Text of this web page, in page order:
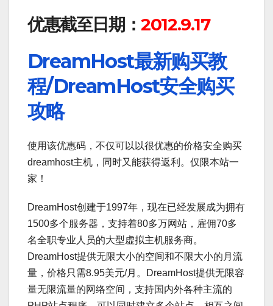
优惠截至日期：2012.9.17
DreamHost最新购买教
程/DreamHost安全购买
攻略
使用该优惠码，不仅可以以很优惠的价格安全购买
dreamhost主机，同时又能获得返利。仅限本站一
家！
DreamHost创建于1997年，现在已经发展成为拥有
1500多个服务器，支持着80多万网站，雇佣70多
名全职专业人员的大型虚拟主机服务商。
DreamHost提供无限大小的空间和不限大小的月流
量，价格只需8.95美元/月。DreamHost提供无限容
量无限流量的网络空间，支持国内外各种主流的